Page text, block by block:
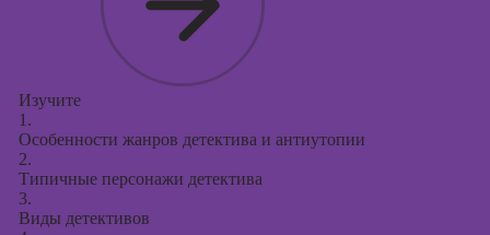
Изучите
1.
Особенности жанров детектива и антиутопии
2.
Типичные персонажи детектива
3.
Виды детективов